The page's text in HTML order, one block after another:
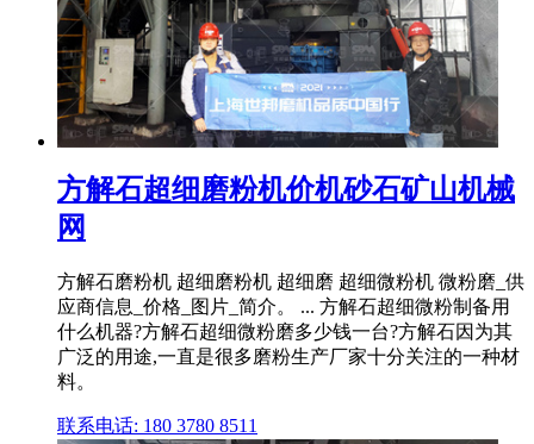
方解石超细磨粉机价机砂石矿山机械
网
方解石磨粉机 超细磨粉机 超细磨 超细微粉机 微粉磨_供
应商信息_价格_图片_简介。 ... 方解石超细微粉制备用
什么机器?方解石超细微粉磨多少钱一台?方解石因为其
广泛的用途,一直是很多磨粉生产厂家十分关注的一种材
料。
联系电话: 180 3780 8511